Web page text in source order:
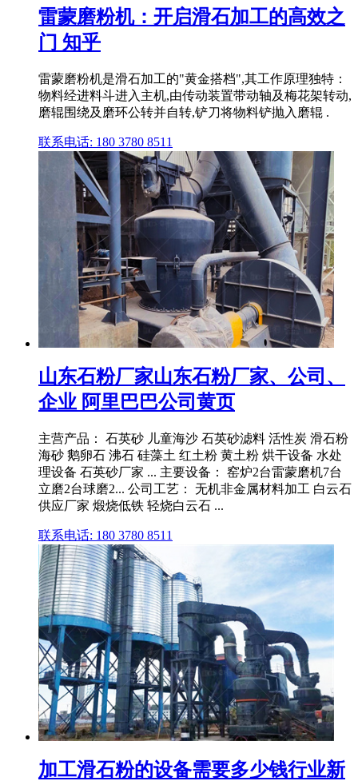
雷蒙磨粉机：开启滑石加工的高效之
门 知乎
雷蒙磨粉机是滑石加工的"黄金搭档",其工作原理独特：
物料经进料斗进入主机,由传动装置带动轴及梅花架转动,
磨辊围绕及磨环公转并自转,铲刀将物料铲抛入磨辊 .
联系电话: 180 3780 8511
山东石粉厂家山东石粉厂家、公司、
企业 阿里巴巴公司黄页
主营产品： 石英砂 儿童海沙 石英砂滤料 活性炭 滑石粉
海砂 鹅卵石 沸石 硅藻土 红土粉 黄土粉 烘干设备 水处
理设备 石英砂厂家 ... 主要设备： 窑炉2台雷蒙磨机7台
立磨2台球磨2... 公司工艺： 无机非金属材料加工 白云石
供应厂家 煅烧低铁 轻烧白云石 ...
联系电话: 180 3780 8511
加工滑石粉的设备需要多少钱行业新